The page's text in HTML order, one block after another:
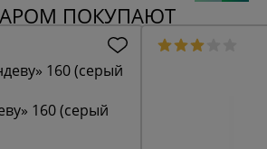
ПОКУПАЮТ
160 (серый